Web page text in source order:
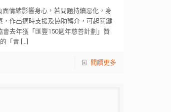
情緒影響身心，若問題持續惡化，身
，作出適時支援及協助轉介，可起關鍵
會去年獲「匯豐150週年慈善計劃」贊
「青[…]
閱讀更多